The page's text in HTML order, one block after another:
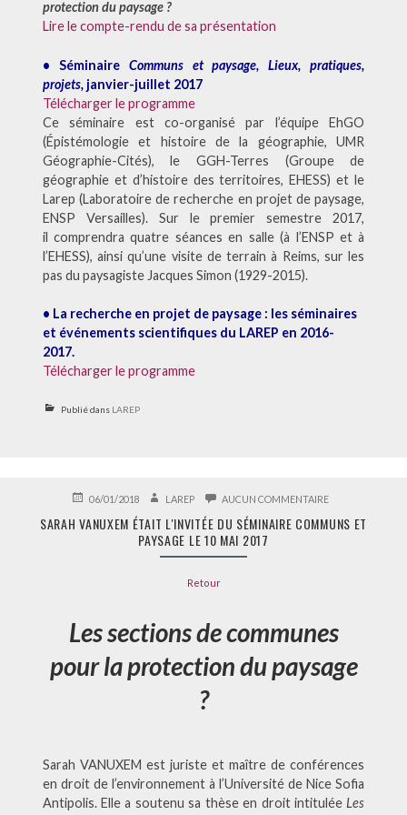
protection du paysage ?
Lire le compte-rendu de sa présentation
• Séminaire Communs et paysage, Lieux, pratiques,
projets, janvier-juillet 2017
Télécharger le programme
Ce séminaire est co-organisé par l’équipe EhGO
(Épistémologie et histoire de la géographie, UMR
Géographie-Cités), le GGH-Terres (Groupe de
géographie et d’histoire des territoires, EHESS) et le
Larep (Laboratoire de recherche en projet de paysage,
ENSP Versailles). Sur le premier semestre 2017,
il comprendra quatre séances en salle (à l’ENSP et à
l’EHESS), ainsi qu’une visite de terrain à Reims, sur les
pas du paysagiste Jacques Simon (1929-2015).
• La recherche en projet de paysage : les séminaires
et événements scientifiques du LAREP en 2016-
2017.
Télécharger le programme
Publié dans LAREP
PUBLIÉ06/01/2018 AUTEUR
LAREP AUCUN COMMENTAIRESUR
VANUXEM
PAYSAGE
LE
MAI
SARAH VANUXEM ÉTAIT L'INVITÉE DU SÉMINAIRE COMMUNS ET
PAYSAGE LE 10 MAI 2017
Retour
Les sections de communes
pour la protection du paysage
?
Sarah VANUXEM est juriste et maître de conférences
en droit de l’environnement à l’Université de Nice Sofia
Antipolis. Elle a soutenu sa thèse en droit intituléeLes